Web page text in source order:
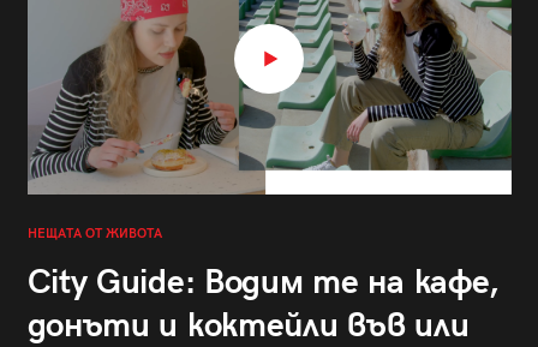
НЕЩАТА ОТ ЖИВОТА
City Guide: Водим те на кафе,
донъти и коктейли във или